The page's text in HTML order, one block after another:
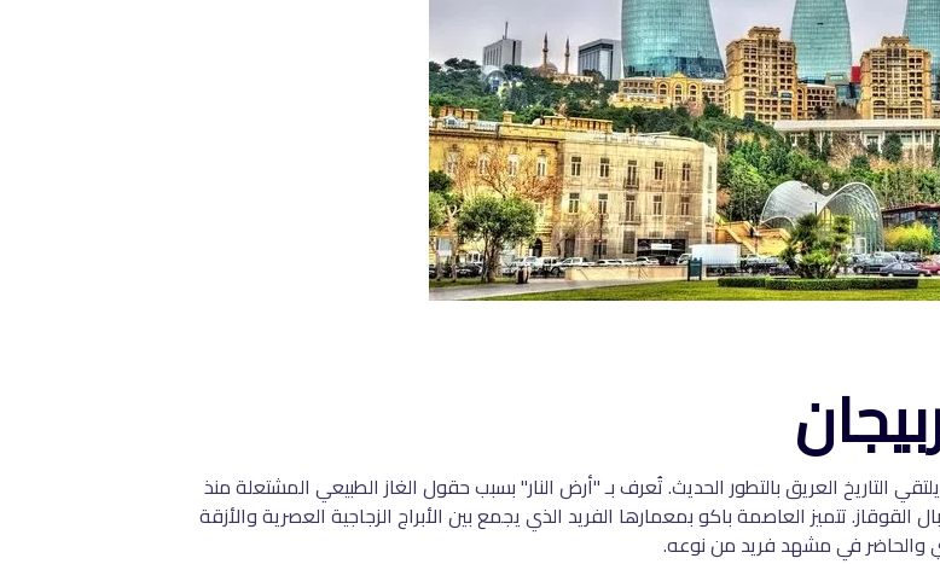
التاريخ العريق بالتطور الحديث. تُعرف بـ "أرض النار" بسبب حقول الغاز الطبيعي المشتعلة منذ
تتميز العاصمة باكو بمعمارها الفريد الذي يجمع بين الأبراج الزجاجية العصرية والأزقة
والحاضر في مشهد فريد من نوعه.